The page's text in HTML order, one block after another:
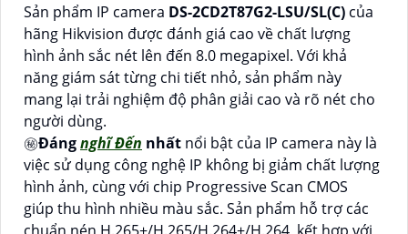
Sản phẩm IP camera DS-2CD2T87G2-LSU/SL(C) của
hãng Hikvision được đánh giá cao về chất lượng
hình ảnh sắc nét lên đến 8.0 megapixel. Với khả
năng giám sát từng chi tiết nhỏ, sản phẩm này
mang lại trải nghiệm độ phân giải cao và rõ nét cho
người dùng.
㊙️Đángnghĩ Đến nhất nổi bật của IP camera này là
việc sử dụng công nghệ IP không bị giảm chất lượng
hình ảnh, cùng với chip Progressive Scan CMOS
giúp thu hình nhiều màu sắc. Sản phẩm hỗ trợ các